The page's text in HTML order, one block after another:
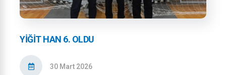
YIĞIT HAN 6. OLDU
30 Mart 2026